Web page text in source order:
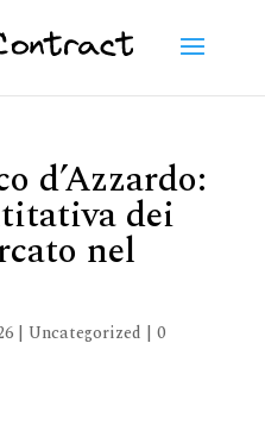
d’Azzardo:
dei
nel
| Uncategorized | 0